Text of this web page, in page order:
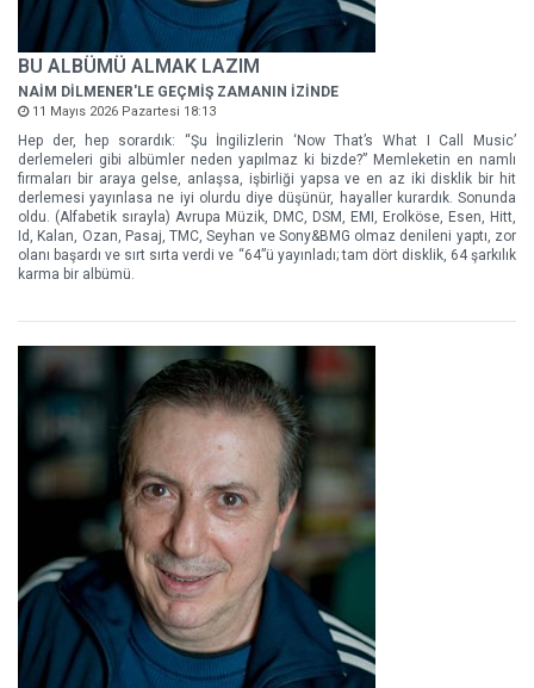
BU ALBÜMÜ ALMAK LAZIM
NAİM DİLMENER'LE GEÇMİŞ ZAMANIN İZİNDE
11 Mayıs 2026 Pazartesi 18:13
Hep der, hep sorardık: “Şu İngilizlerin ‘Now That’s What I Call Music’
derlemeleri gibi albümler neden yapılmaz ki bizde?” Memleketin en namlı
firmaları bir araya gelse, anlaşsa, işbirliği yapsa ve en az iki disklik bir hit
derlemesi yayınlasa ne iyi olurdu diye düşünür, hayaller kurardık. Sonunda
oldu. (Alfabetik sırayla) Avrupa Müzik, DMC, DSM, EMI, Erolköse, Esen, Hitt,
Id, Kalan, Ozan, Pasaj, TMC, Seyhan ve Sony&BMG olmaz denileni yaptı, zor
olanı başardı ve sırt sırta verdi ve “64”ü yayınladı; tam dört disklik, 64 şarkılık
karma bir albümü.